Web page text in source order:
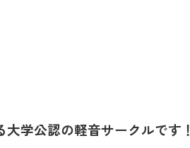
学公認の軽音サークルです！